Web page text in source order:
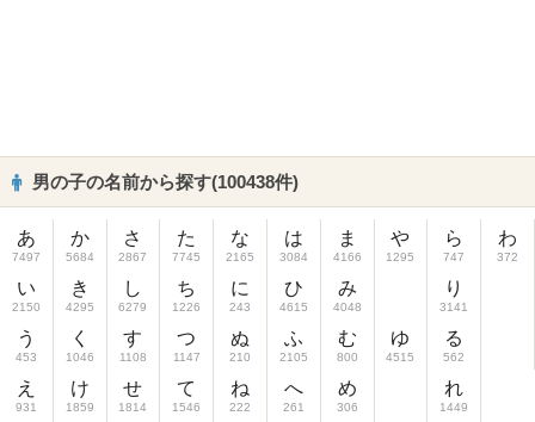
男の子の名前から探す(100438件)
あ
7497
い
2150
う
453
え
931
か
5684
き
4295
く
1046
け
1859
さ
2867
し
6279
す
1108
せ
1814
た
7745
ち
1226
つ
1147
て
1546
な
2165
に
243
ぬ
210
ね
222
は
3084
ひ
4615
ふ
2105
へ
261
ま
4166
み
4048
む
800
め
306
や
1295
ゆ
4515
ら
747
り
3141
る
562
れ
1449
わ
372